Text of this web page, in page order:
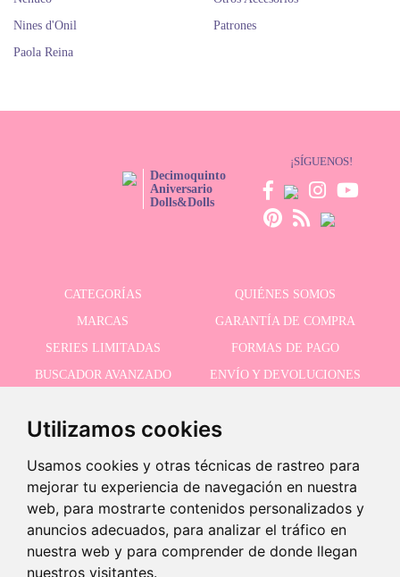
Utilizamos cookies
Usamos cookies y otras técnicas de rastreo para
mejorar tu experiencia de navegación en nuestra
web, para mostrarte contenidos personalizados y
anuncios adecuados, para analizar el tráfico en
nuestra web y para comprender de donde llegan
nuestros visitantes.
Nines d'Onil
Paola Reina
Patrones
Decimoquinto
Aniversario
Dolls&Dolls
¡SÍGUENOS!
CATEGORÍAS
QUIÉNES SOMOS
MARCAS
GARANTÍA DE COMPRA
SERIES LIMITADAS
FORMAS DE PAGO
BUSCADOR AVANZADO
ENVÍO Y DEVOLUCIONES
RECIBE NUESTRAS ÚLTIMAS NOVEDADES
Acepto la política de privacidad